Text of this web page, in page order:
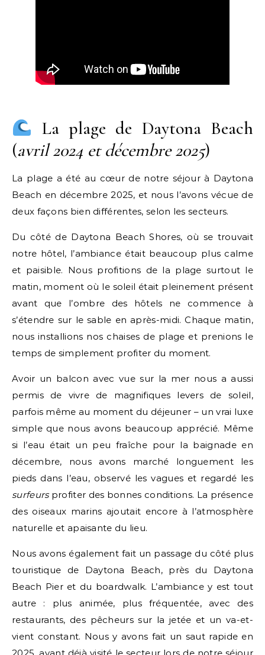
La plage de Daytona Beach
(avril 2024 et décembre 2025)
La plage a été au cœur de notre séjour à Daytona
Beach en décembre 2025, et nous l’avons vécue de
deux façons bien différentes, selon les secteurs.
Du côté de Daytona Beach Shores, où se trouvait
notre hôtel, l’ambiance était beaucoup plus calme
et paisible. Nous profitions de la plage surtout le
matin, moment où le soleil était pleinement présent
avant que l’ombre des hôtels ne commence à
s’étendre sur le sable en après-midi. Chaque matin,
nous installions nos chaises de plage et prenions le
temps de simplement profiter du moment.
Avoir un balcon avec vue sur la mer nous a aussi
permis de vivre de magnifiques levers de soleil,
parfois même au moment du déjeuner – un vrai luxe
simple que nous avons beaucoup apprécié. Même
si l’eau était un peu fraîche pour la baignade en
décembre, nous avons marché longuement les
pieds dans l’eau, observé les vagues et regardé les
surfeursprofiter des bonnes conditions. La présence
des oiseaux marins ajoutait encore à l’atmosphère
naturelle et apaisante du lieu.
Nous avons également fait un passage du côté plus
touristique de Daytona Beach, près du Daytona
Beach Pier et du boardwalk. L’ambiance y est tout
autre : plus animée, plus fréquentée, avec des
restaurants, des pêcheurs sur la jetée et un va-et-
vient constant. Nous y avons fait un saut rapide en
2025, ayant déjà visité le secteur lors de notre séjour